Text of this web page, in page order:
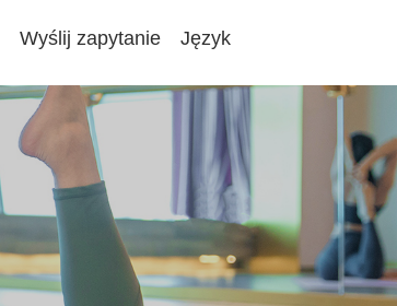
Wyślij zapytanie Język